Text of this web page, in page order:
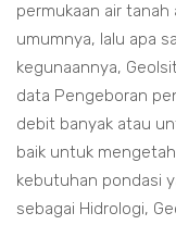
permukaan air
umumnya, lalu apa
kegunaannya,
data Pengeboran
debit banyak atau
baik untuk
kebutuhan pondasi
sebagai Hidrologi,